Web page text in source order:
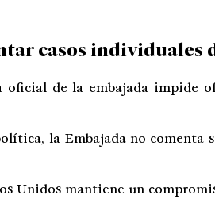
casos individuales
de la embajada impide
la Embajada no comenta
Unidos mantiene un